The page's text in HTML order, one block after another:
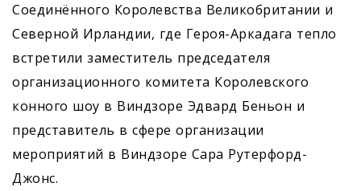
Сое­динённого Королевства Великобритании и
Северной Ирландии, где Героя-Аркадага тепло
встретили заместитель председателя
организационного комитета Королевского
конного шоу в Виндзоре Эдвард Беньон и
представитель в сфере организации
мероприятий в Виндзоре Сара Рутерфорд-
Джонс.